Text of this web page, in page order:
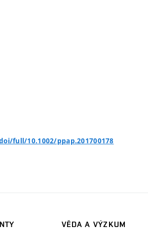
full/10.1002/ppap.201700178
VĚDA A VÝZKUM